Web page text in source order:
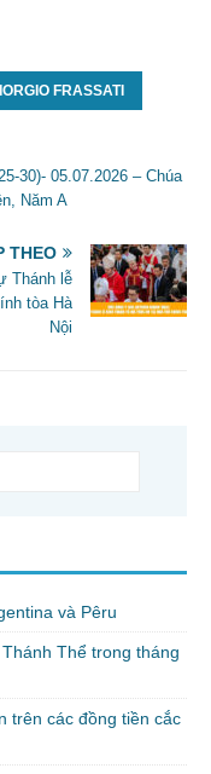
FRASSATI
30)- 05.07.2026 – Chúa
Năm A
THEO
Thánh lễ
tòa Hà
Nội
và Pêru
Thể trong tháng
trên các đồng tiền cắc